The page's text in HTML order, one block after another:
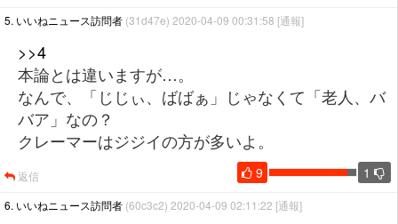
5. いいねニュース訪問者 (31d47e) 2020-04-09 00:31:58 [通報]
>>4
本論とは違いますが…。
なんで、「じじぃ、ばばぁ」じゃなくて「老人、バ
バア」なの？
クレーマーはジジイの方が多いよ。
9 1
返信
6. いいねニュース訪問者 (60c3c2) 2020-04-09 02:11:22 [通報]